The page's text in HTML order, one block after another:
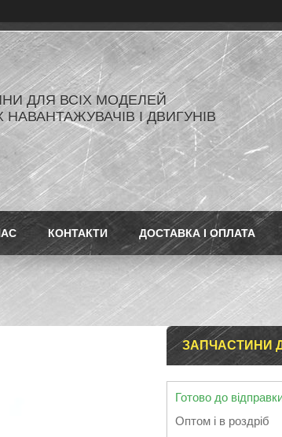
ДЛЯ ВСІХ МОДЕЛЕЙ
І ДВИГУНІВ
КОНТАКТИ ДОСТАВКА І ОПЛАТА
ЗАПЧАСТИНИ
Готово до
Оптом і в роздріб